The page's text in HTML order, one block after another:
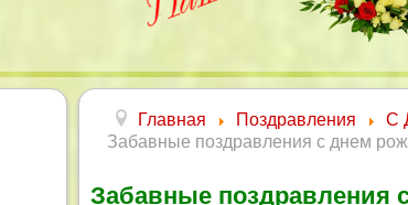
Главная Поздравления
С
Забавные поздравления с днем
Забавные поздравления